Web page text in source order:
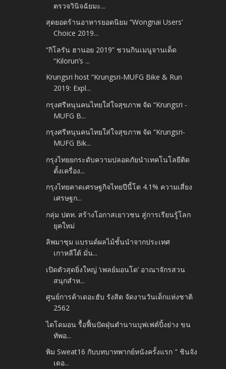
ตรวจวินิจฉัยมะ...
สุดยอดร้านอาหารยอดนิยม “Wongnai Users’
Choice 2019...
“กิโลรัน ฮานอย 2019” ชวนกินเมนูจานเด็ด
“Kilorun’s ...
Krungsri host “Krungsri-MUFG Bike & Run
2019: Expl...
กรุงศรีหนุนคนไทยใส่ใจสุขภาพ จัด “Krungsri -
MUFG B...
กรุงศรีหนุนคนไทยใส่ใจสุขภาพ จัด “Krungsri-
MUFG Bik...
กรุงไทยยกระดับความปลอดภัยนำเทคโนโลยีติด
ตั้งเครื่อง...
กรุงไทยคาดเศรษฐกิจไทยปีนี้โต 4.1% ความเสี่ยง
เศรษฐก...
กลุ่ม ปตท. สร้างโอกาสเยาวชน สู่การเรียนรู้โลก
ยุคใหม่
ลิพมาชุม แบรนด์ผลไม้ชั้นนำจากประเทศ
เกาหลีใต้ มั่น...
เปิดตัวสุดยิ่งใหญ่ ‘เพลย์มอนโด’ อาณาจักรสวน
สนุกสำห...
ศูนย์การค้าเดอะฮับ รังสิต จัดงานวันเด็กแห่งชาติ
2562
ไดโดมอน รื้อฟื้นปัดฝุ่นตำนานบุฟเฟต์ปิ้งย่าง ขน
ทัพอ...
พิม Sweat16 กับบทบาทพากย์หนังครั้งแรก " ชินจัง
เดอ...